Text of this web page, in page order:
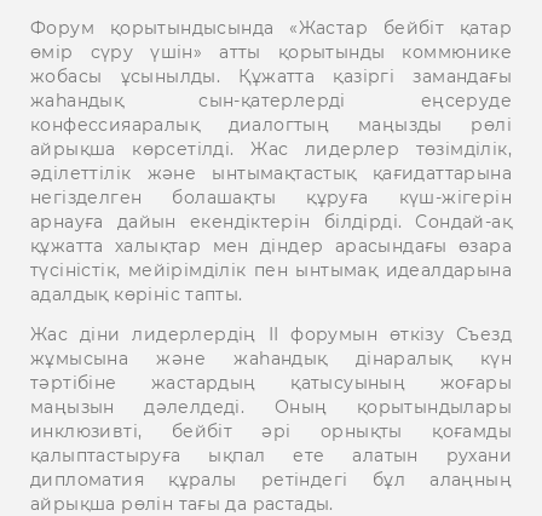
Форум қорытындысында «Жастар бейбіт қатар
өмір сүру үшін» атты қорытынды коммюнике
жобасы ұсынылды. Құжатта қазіргі замандағы
жаһандық сын-қатерлерді еңсеруде
конфессияаралық диалогтың маңызды рөлі
айрықша көрсетілді. Жас лидерлер төзімділік,
әділеттілік және ынтымақтастық қағидаттарына
негізделген болашақты құруға күш-жігерін
арнауға дайын екендіктерін білдірді. Сондай-ақ
құжатта халықтар мен діндер арасындағы өзара
түсіністік, мейірімділік пен ынтымақ идеалдарына
адалдық көрініс тапты.
Жас діни лидерлердің ІІ форумын өткізу Съезд
жұмысына және жаһандық дінаралық күн
тәртібіне жастардың қатысуының жоғары
маңызын дәлелдеді. Оның қорытындылары
инклюзивті, бейбіт әрі орнықты қоғамды
қалыптастыруға ықпал ете алатын рухани
дипломатия құралы ретіндегі бұл алаңның
айрықша рөлін тағы да растады.